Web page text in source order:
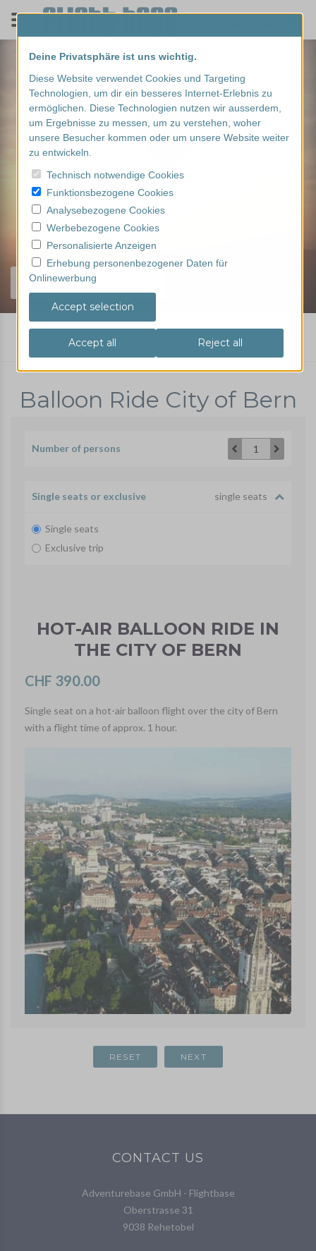
Find your experience...
Balloon ride order / book
Balloon Ride City of Bern
Number of persons 1
Single seats or exclusive single seats
Single seats
Exclusive trip
HOT-AIR BALLOON RIDE IN
THE CITY OF BERN
CHF 390.00
Single seat on a hot-air balloon flight over the city of Bern
with a flight time of approx. 1 hour.
CONTACT US
Adventurebase GmbH - Flightbase
Oberstrasse 31
9038 Rehetobel
Deine Privatsphäre ist uns wichtig.
Diese Website verwendet Cookies und Targeting
Technologien, um dir ein besseres Internet-Erlebnis zu
ermöglichen. Diese Technologien nutzen wir ausserdem,
um Ergebnisse zu messen, um zu verstehen, woher
unsere Besucher kommen oder um unsere Website weiter
zu entwickeln.
Technisch notwendige Cookies
Funktionsbezogene Cookies
Analysebezogene Cookies
Werbebezogene Cookies
Personalisierte Anzeigen
Erhebung personenbezogener Daten für
Onlinewerbung